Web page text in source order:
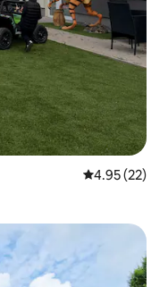
Calificación
4.95 (22)